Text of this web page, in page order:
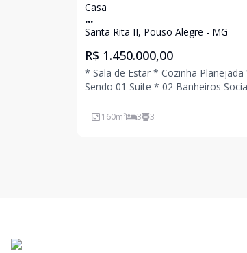
Casa
...
Santa Rita II, Pouso Alegre - MG
R$ 1.450.000,00
* Sala de Estar * Cozinha Planejada * 03 Quartos
Sendo 01 Suíte * 02 Banheiros
Serviço * 04 Vagas de Garagem Coberta Ligue Agora
160m² 3 3